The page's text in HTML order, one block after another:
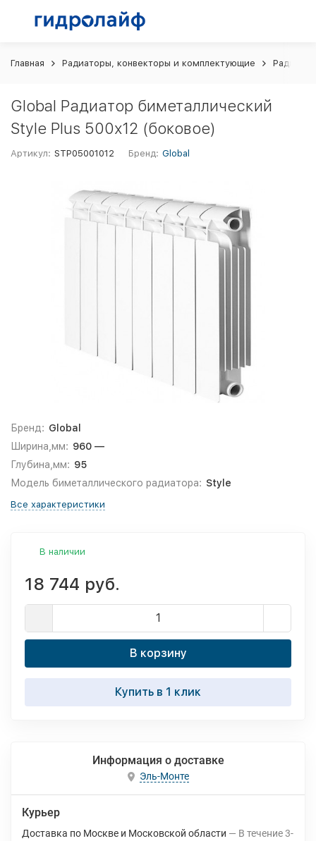
Главная Радиаторы, конвекторы и комплектующие
Global Радиатор биметаллический
Style Plus 500х12 (боковое)
Артикул: STP05001012 Бренд: Global
Бренд: Global
Ширина,мм: 960 —
Глубина,мм: 95
Модель биметаллического радиатора: Style
Все характеристики
В наличии
18 744 руб.
В корзину
Купить в 1 клик
Информация о доставке
Эль-Монте
Курьер
Доставка по Москве и Московской области В течение3-